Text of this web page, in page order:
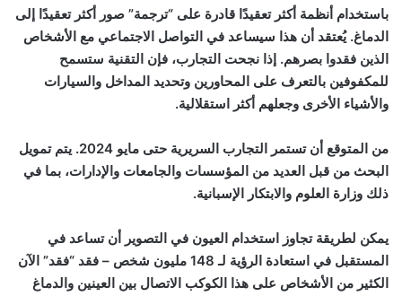
باستخدام أنظمة أكثر تعقيدًا قادرة على “ترجمة” صور أكثر تعقيدًا إلى
الدماغ. يُعتقد أن هذا سيساعد في التواصل الاجتماعي مع الأشخاص
الذين فقدوا بصرهم. إذا نجحت التجارب، فإن التقنية ستسمح
للمكفوفين بالتعرف على المحاورين وتحديد المداخل والسيارات
والأشياء الأخرى وجعلهم أكثر استقلالية.
من المتوقع أن تستمر التجارب السريرية حتى مايو 2024. يتم تمويل
البحث من قبل العديد من المؤسسات والجامعات والإدارات، بما في
ذلك وزارة العلوم والابتكار الإسبانية.
يمكن لطريقة تجاوز استخدام العيون في التصوير أن تساعد في
المستقبل في استعادة الرؤية لـ 148 مليون شخص – فقد “فقد” الآن
الكثير من الأشخاص على هذا الكوكب الاتصال بين العينين والدماغ